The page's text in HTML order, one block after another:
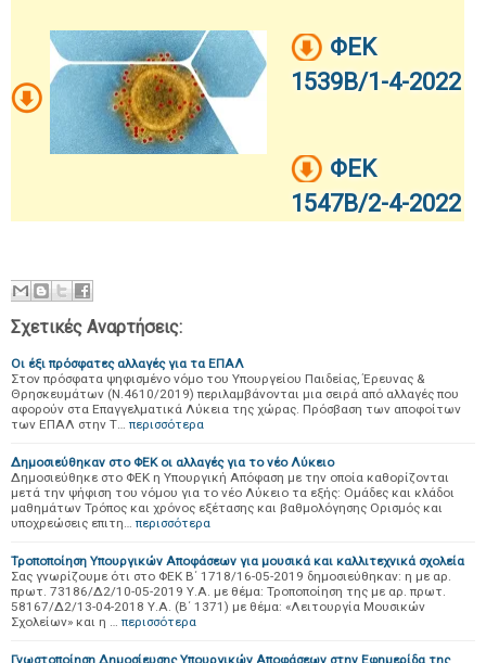
ΦΕΚ
1539Β/1-4-2022
ΦΕΚ
1547Β/2-4-2022
Σχετικές Αναρτήσεις:
Οι έξι πρόσφατες αλλαγές για τα ΕΠΑΛ
Στον πρόσφατα ψηφισμένο νόμο του Υπουργείου Παιδείας, Έρευνας &
Θρησκευμάτων (Ν.4610/2019) περιλαμβάνονται μια σειρά από αλλαγές που
αφορούν στα Επαγγελματικά Λύκεια της χώρας. Πρόσβαση των αποφοίτων
των ΕΠΑΛ στην Τ… περισσότερα
Δημοσιεύθηκαν στο ΦΕΚ οι αλλαγές για το νέο Λύκειο
Δημοσιεύθηκε στο ΦΕΚ η Υπουργική Απόφαση με την οποία καθορίζονται
μετά την ψήφιση του νόμου για το νέο Λύκειο τα εξής: Ομάδες και κλάδοι
μαθημάτων Τρόπος και χρόνος εξέτασης και βαθμολόγησης Ορισμός και
υποχρεώσεις επιτη… περισσότερα
Τροποποίηση Yπουργικών Aποφάσεων για μουσικά και καλλιτεχνικά σχολεία
Σας γνωρίζουμε ότι στο ΦΕΚ Β΄ 1718/16-05-2019 δημοσιεύθηκαν: η με αρ.
πρωτ. 73186/Δ2/10-05-2019 Υ.Α. με θέμα: Τροποποίηση της με αρ. πρωτ.
58167/Δ2/13-04-2018 Υ.Α. (Β΄ 1371) με θέμα: «Λειτουργία Μουσικών
Σχολείων» και η … περισσότερα
Γνωστοποίηση Δημοσίευσης Υπουργικών Αποφάσεων στην Εφημερίδα της